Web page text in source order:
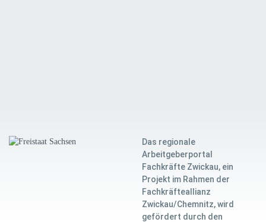
Das regionale
Arbeitgeberportal
Fachkräfte Zwickau, ein
Projekt im Rahmen der
Fachkräfteallianz
Zwickau/Chemnitz, wird
gefördert durch den